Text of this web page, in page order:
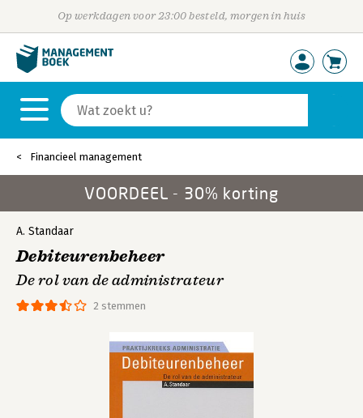
Op werkdagen voor 23:00 besteld, morgen in huis
Financieel management
VOORDEEL - 30% korting
2 stemmen
A. Standaar
Debiteurenbeheer
De rol van de administrateur